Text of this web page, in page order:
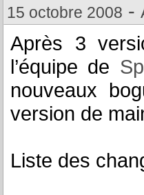
15 octobre 2008 -
Après 3
l’équipe de
nouveaux
version de
Liste des